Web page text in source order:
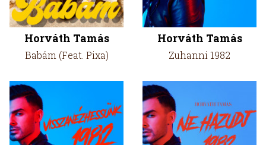
Horváth Tamás
Babám (Feat. Pixa)
Horváth Tamás
Zuhanni 1982